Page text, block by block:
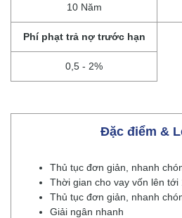
10 Năm
Phí phạt trả nợ trước hạn
0,5 - 2%
Đặc điểm &
Thủ tục đơn giản, nhanh
Thời gian cho vay vốn lên tới
Thủ tục đơn giản, nhanh
Giải ngân nhanh